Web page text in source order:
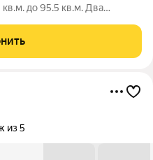
до 95.5 кв.м. Два
из 5